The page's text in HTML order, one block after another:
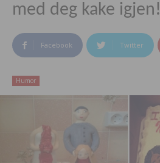
med deg kake igjen!
Facebook Twitter
Humor